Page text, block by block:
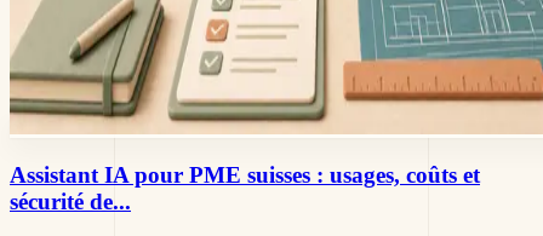
Assistant IA pour PME suisses : usages, coûts et
sécurité de...